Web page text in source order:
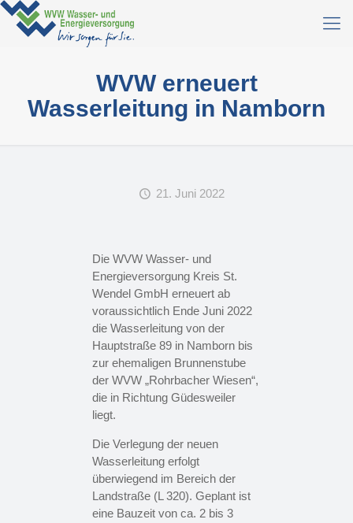
WVW erneuert
Wasserleitung in Namborn
21. Juni 2022
Die WVW Wasser- und
Energieversorgung Kreis St.
Wendel GmbH erneuert ab
voraussichtlich Ende Juni 2022
die Wasserleitung von der
Hauptstraße 89 in Namborn bis
zur ehemaligen Brunnenstube
der WVW „Rohrbacher Wiesen“,
die in Richtung Güdesweiler
liegt.
Die Verlegung der neuen
Wasserleitung erfolgt
überwiegend im Bereich der
Landstraße (L 320). Geplant ist
eine Bauzeit von ca. 2 bis 3